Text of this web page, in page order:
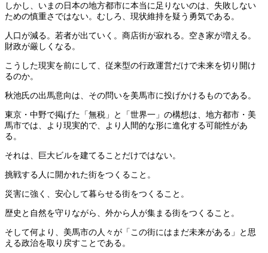
しかし、いまの日本の地方都市に本当に足りないのは、失敗しない
ための慎重さではない。むしろ、現状維持を疑う勇気である。
人口が減る。若者が出ていく。商店街が寂れる。空き家が増える。
財政が厳しくなる。
こうした現実を前にして、従来型の行政運営だけで未来を切り開け
るのか。
秋池氏の出馬意向は、その問いを美馬市に投げかけるものである。
東京・中野で掲げた「無税」と「世界一」の構想は、地方都市・美
馬市では、より現実的で、より人間的な形に進化する可能性があ
る。
それは、巨大ビルを建てることだけではない。
挑戦する人に開かれた街をつくること。
災害に強く、安心して暮らせる街をつくること。
歴史と自然を守りながら、外から人が集まる街をつくること。
そして何より、美馬市の人々が「この街にはまだ未来がある」と思
える政治を取り戻すことである。